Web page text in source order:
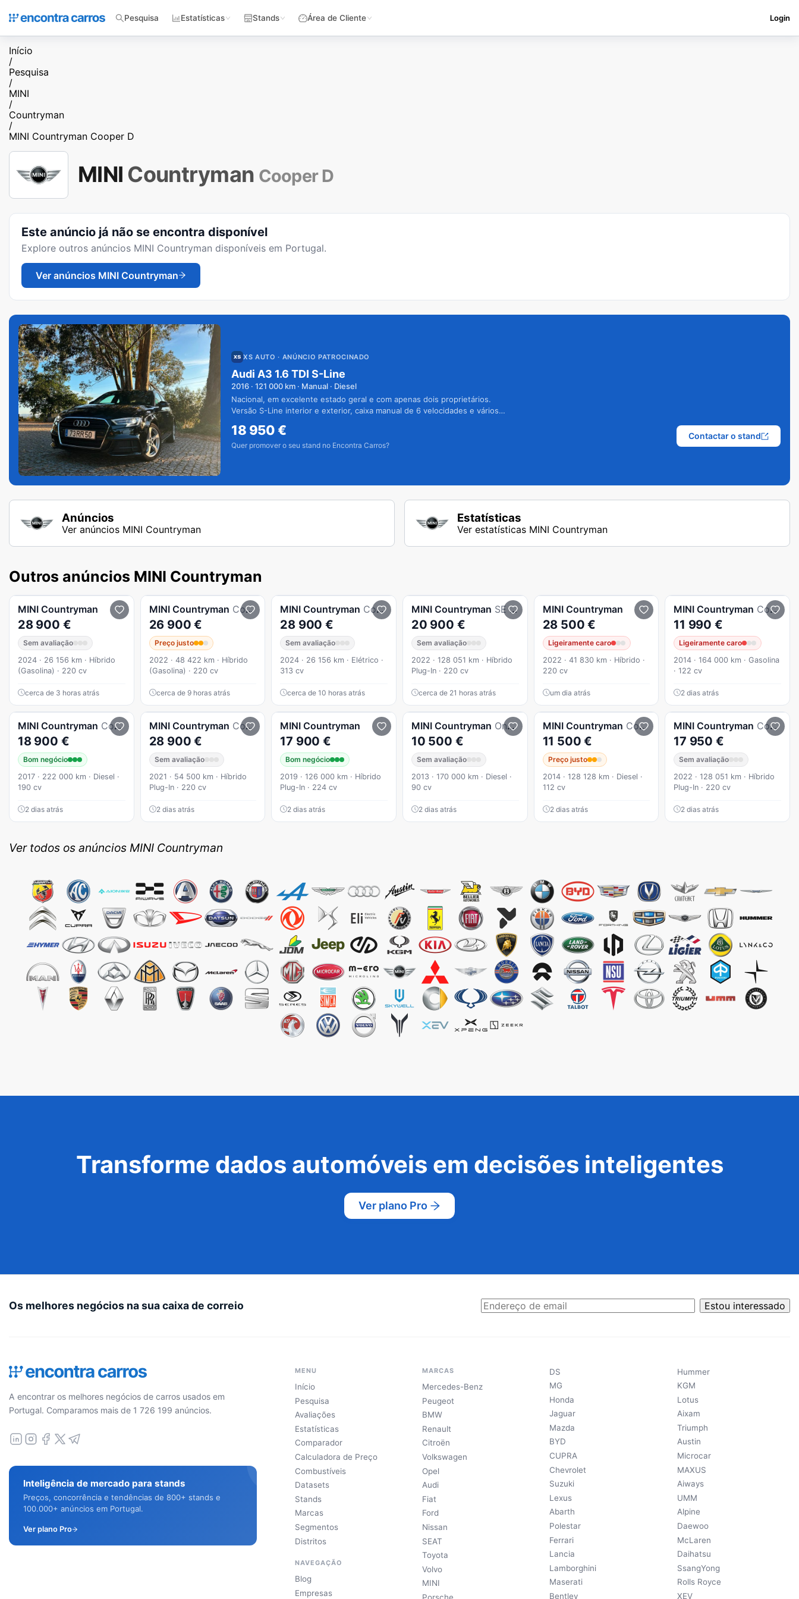
Pesquisa Estatísticas Stands Área de Cliente Login
Início
/
Pesquisa
/
MINI
/
Countryman
/
MINI Countryman Cooper D
MINI Countryman Cooper D
Este anúncio já não se encontra disponível
Explore outros anúncios MINI Countryman disponíveis em Portugal.
Ver anúncios MINI Countryman
XS AUTO · ANÚNCIO PATROCINADO
Audi A3 1.6 TDI S-Line
2016 · 121 000 km · Manual · Diesel
Nacional, em excelente estado geral e com apenas dois proprietários.
Versão S-Line interior e exterior, caixa manual de 6 velocidades e vários
18 950€
Quer promover o seu stand no Encontra Carros?
Contactar o stand
Anúncios
Ver anúncios MINI Countryman
Estatísticas
Ver estatísticas MINI Countryman
Outros anúncios MINI Countryman
MINI Countryman
28 900 €
Sem avaliação
2024 · 26 156 km · Híbrido
(Gasolina) · 220 cv
cerca de 3 horas atrás
MINI Countryman Cooper SE ALL4 Auto
26 900 €
Preço justo
2022 · 48 422 km · Híbrido
(Gasolina) · 220 cv
cerca de 9 horas atrás
MINI Countryman Cooper SE Premium Essential Auto
28 900 €
Sem avaliação
2024 · 26 156 km · Elétrico ·
313 cv
cerca de 10 horas atrás
MINI Countryman SE 1.5 Plug-In Hybrid All I.V.A DEDUTIVEL
20 900 €
Sem avaliação
2022 · 128 051 km · Híbrido
Plug-In · 220 cv
cerca de 21 horas atrás
MINI Countryman
28 500 €
Ligeiramente caro
2022 · 41 830 km · Híbrido ·
220 cv
um dia atrás
MINI Countryman Cooper Park Lane Chili
11 990 €
Ligeiramente caro
2014 · 164 000 km · Gasolina
· 122 cv
2 dias atrás
MINI Countryman Cooper SD Auto
18 900 €
Bom negócio
2017 · 222 000 km · Diesel ·
190 cv
2 dias atrás
MINI Countryman Cooper SE ALL4 Northwood Edition Auto
28 900 €
Sem avaliação
2021 · 54 500 km · Híbrido
Plug-In · 220 cv
2 dias atrás
MINI Countryman
17 900 €
Bom negócio
2019 · 126 000 km · Híbrido
Plug-In · 224 cv
2 dias atrás
MINI Countryman One D
10 500 €
Sem avaliação
2013 · 170 000 km · Diesel ·
90 cv
2 dias atrás
MINI Countryman Cooper D
11 500 €
Preço justo
2014 · 128 128 km · Diesel ·
112 cv
2 dias atrás
MINI Countryman Cooper SE All4 Aut.
17 950 €
Sem avaliação
2022 · 128 051 km · Híbrido
Plug-In · 220 cv
2 dias atrás
Ver todos os anúncios MINI Countryman
Transforme dados automóveis em decisões inteligentes
Ver plano Pro
Os melhores negócios na sua caixa de correio Estou interessado
A encontrar os melhores negócios de carros usados em
Portugal. Comparamos mais de 1 726 199 anúncios.
Inteligência de mercado para stands
Preços, concorrência e tendências de 800+ stands e
100.000+ anúncios em Portugal.
Ver plano Pro
MENU
Início
Pesquisa
Avaliações
Estatísticas
Comparador
Calculadora de Preço
Combustíveis
Datasets
Stands
Marcas
Segmentos
Distritos
NAVEGAÇÃO
Blog
Empresas
MARCAS
Mercedes-Benz
Peugeot
BMW
Renault
Citroën
Volkswagen
Opel
Audi
Fiat
Ford
Nissan
SEAT
Toyota
Volvo
MINI
DS
MG
Honda
Jaguar
Mazda
BYD
CUPRA
Chevrolet
Suzuki
Lexus
Abarth
Polestar
Ferrari
Lancia
Lamborghini
Maserati
Bentley
Hummer
KGM
Lotus
Aixam
Triumph
Austin
Microcar
MAXUS
Aiways
UMM
Alpine
Daewoo
McLaren
Daihatsu
SsangYong
Rolls Royce
XEV